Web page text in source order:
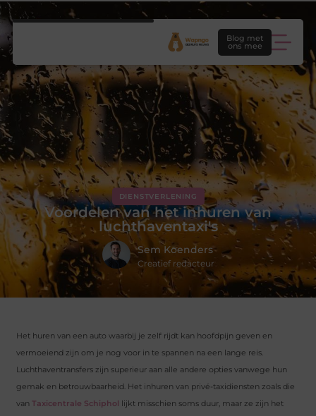
Blog met
ons mee
DIENSTVERLENING
Voordelen van het inhuren van
luchthaventaxi's
Sem Koenders
Creatief redacteur
Het huren van een auto waarbij je zelf rijdt kan hoofdpijn geven en
vermoeiend zijn om je nog voor in te spannen na een lange reis.
Luchthaventransfers zijn superieur aan alle andere opties vanwege hun
gemak en betrouwbaarheid. Het inhuren van privé-taxidiensten zoals die
vanTaxicentrale Schiphol lijkt misschien soms duur, maar ze zijn het